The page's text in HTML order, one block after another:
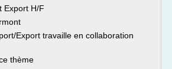
Export H/F
Export travaille en collaboration
thème